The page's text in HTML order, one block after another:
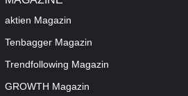
aktien Magazin
Tenbagger Magazin
Trendfollowing Magazin
GROWTH Magazin